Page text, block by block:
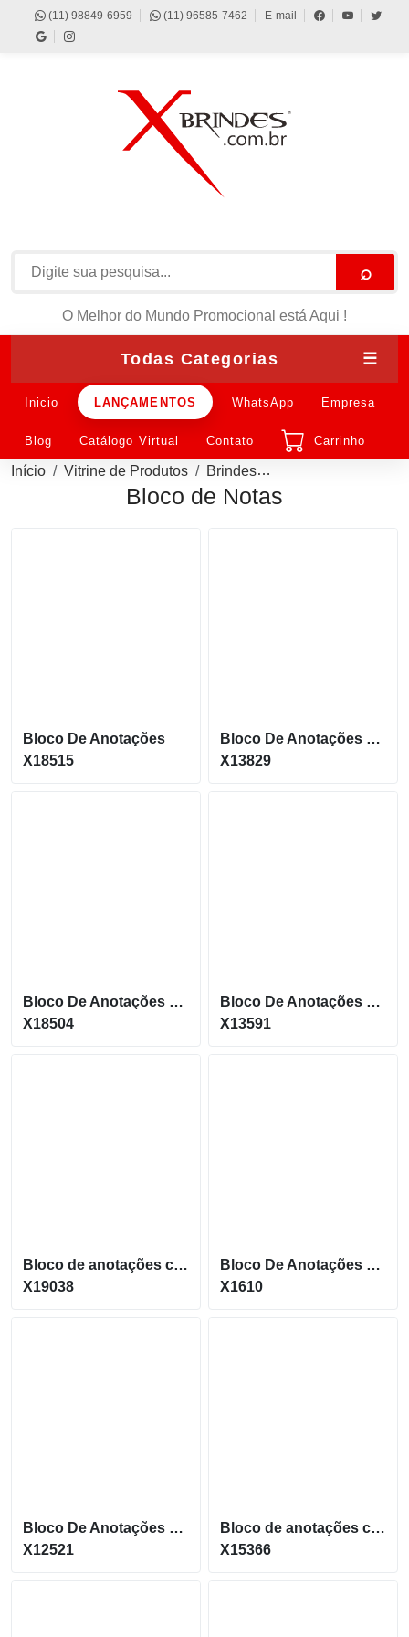
(11) 98849-6959 (11) 96585-7462 E-mail
⌕
O Melhor do Mundo Promocional está Aqui !
Todas Categorias ☰
Inicio LANÇAMENTOS WhatsApp Empresa
Blog Catálogo Virtual Contato Carrinho
Início Vitrine de Produtos Brindes
Bloco de Notas
Bloco De Anotações
X18515
Bloco De Anotações Bidins Com Caneta Personalizado
X13829
Bloco De Anotações C/ Fecho
X18504
Bloco De Anotações C/ Post-It E Caneta Ecológica X13591
X13591
Bloco de anotações capa dura em kraft sem pautas Com cinco canetas X19038
X19038
Bloco De Anotações Com Calculadora E Caneta Personalizado
X1610
Bloco De Anotações Com Calculadora E Caneta Personalizado
X12521
Bloco de anotações com capa em kraft com Caneta X15366
X15366